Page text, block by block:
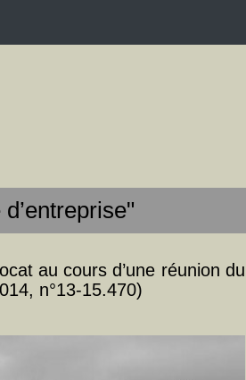
au cours d’une réunion du
n°13-15.470)